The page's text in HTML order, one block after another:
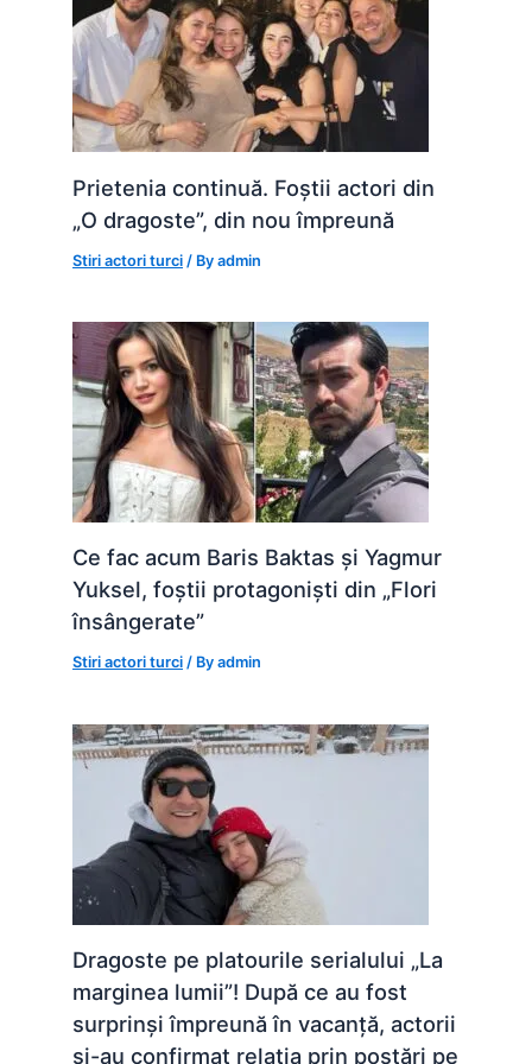
Prietenia continuă. Foștii actori din
„O dragoste”, din nou împreună
Stiri actori turci / Byadmin
Ce fac acum Baris Baktas și Yagmur
Yuksel, foștii protagoniști din „Flori
însângerate”
Stiri actori turci / Byadmin
Dragoste pe platourile serialului „La
marginea lumii”! După ce au fost
surprinși împreună în vacanță, actorii
și-au confirmat relația prin postări pe